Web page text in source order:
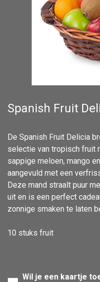
Spanish Fruit
De Spanish Fruit Delicia
selectie van tropisch fruit
sappige meloen, mango
aangevuld met een
Deze mand straalt puur
uit en is een perfect
zonnige smaken te laten
10 stuks fruit
Wil je een kaartje